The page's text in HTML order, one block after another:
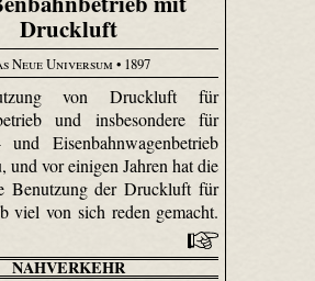
Druckluft
Neue Universum • 1897
von Druckluft für
und insbesondere für
Eisenbahnwagenbetrieb
und vor einigen Jahren hat die
Benutzung der Druckluft für
viel von sich reden gemacht.
NAHVERKEHR